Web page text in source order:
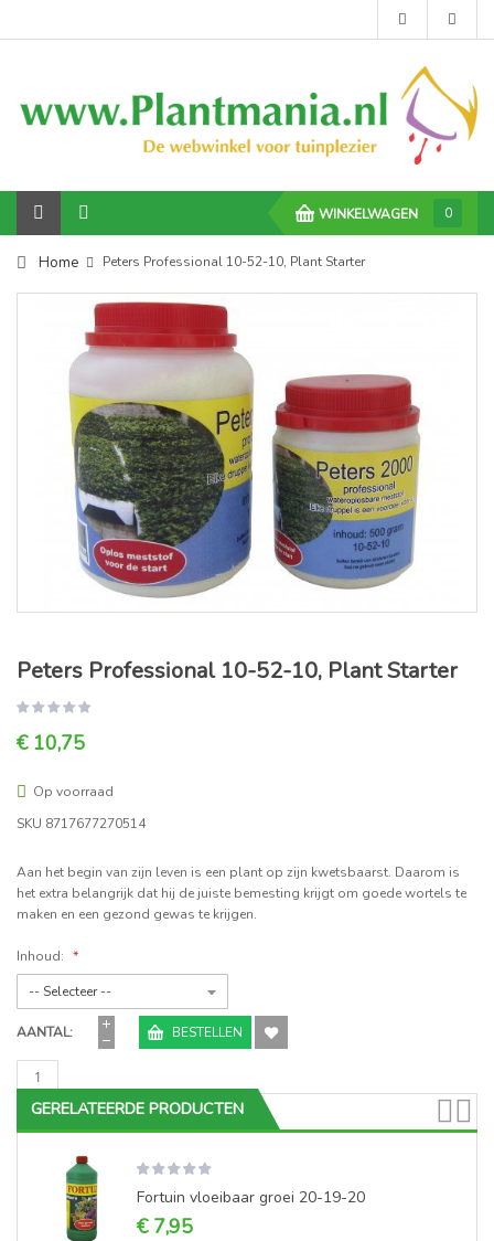
WINKELWAGEN 0
Home Peters Professional 10-52-10, Plant Starter
Peters Professional 10-52-10, Plant Starter
€ 10,75
Op voorraad
SKU 8717677270514
Aan het begin van zijn leven is een plant op zijn kwetsbaarst. Daarom is
het extra belangrijk dat hij de juiste bemesting krijgt om goede wortels te
maken en een gezond gewas te krijgen.
Inhoud:
AANTAL BESTELLEN
GERELATEERDE PRODUCTEN
Fortuin vloeibaar groei 20-19-20
€ 7,95